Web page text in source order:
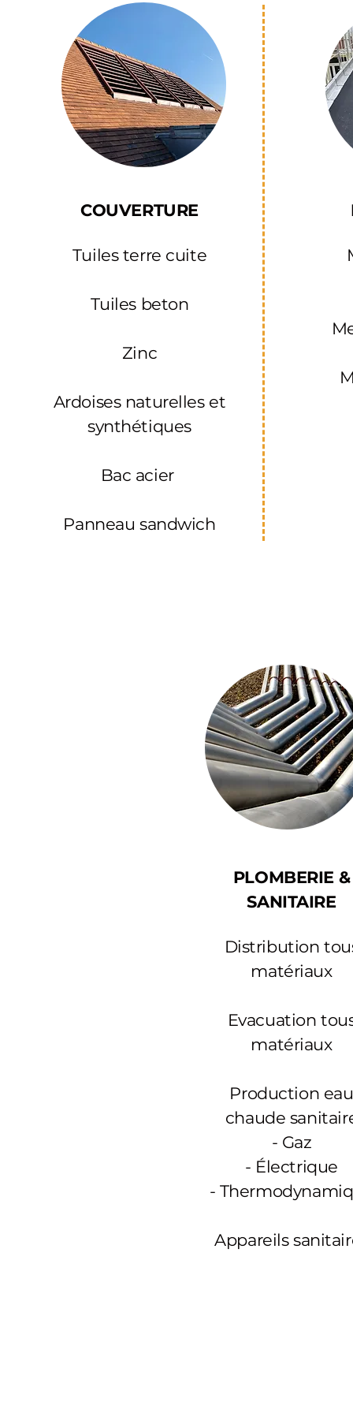
COUVERTURE
Tuiles terre cuite
Tuiles beton
Zinc​
Ardoisesnaturelles et
synthétiques
Bac acier
Panneau sandwich
PLOMBERIE &
SANITAIRE
Distribution
matériaux
Evacuation
matériaux
Production eau
chaude
- Gaz
- Électrique
-
Appareils